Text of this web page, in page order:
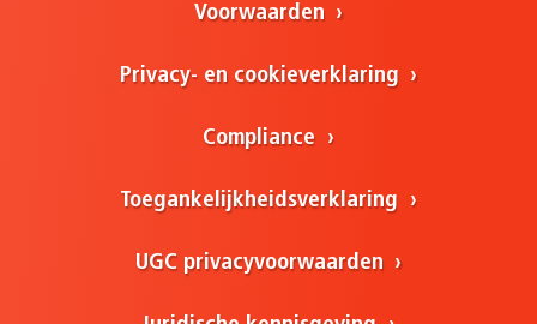
Voorwaarden
Privacy- en cookieverklaring
Compliance
Toegankelijkheidsverklaring
UGC privacyvoorwaarden